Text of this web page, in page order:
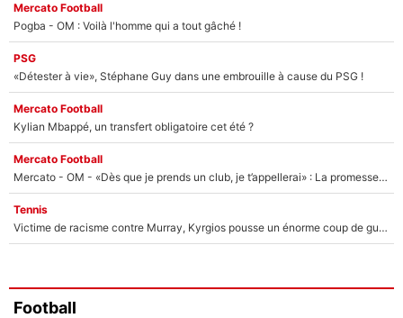
Mercato Football
Pogba - OM : Voilà l'homme qui a tout gâché !
PSG
«Détester à vie», Stéphane Guy dans une embrouille à cause du PSG !
Mercato Football
Kylian Mbappé, un transfert obligatoire cet été ?
Mercato Football
Mercato - OM - «Dès que je prends un club, je t’appellerai» : La promesse de Marcelino au moment de claquer la porte
Tennis
Victime de racisme contre Murray, Kyrgios pousse un énorme coup de gueule !
Football